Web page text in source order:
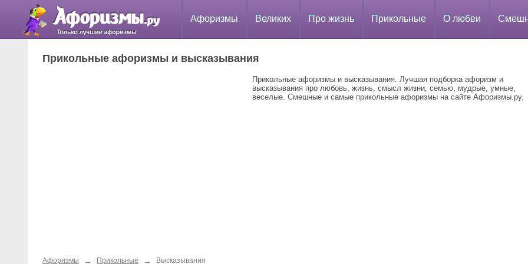
Афоризмы Великих Про жизнь Прикольные О любви
Прикольные афоризмы и высказывания
Прикольные афоризмы и высказывания. Лучшая подборка афоризм и
высказывания про любовь, жизнь, смысл жизни, семью, мудрые, умные,
веселые. Смешные и самые прикольные афоризмы на сайте Афоризмы.ру.
Афоризмы → Прикольные → Высказывания